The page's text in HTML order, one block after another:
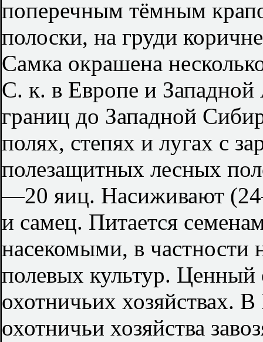
поперечным тёмным
полоски, на груди
Самка окрашена
С. к. в Европе и
границ до Западной
полях, степях и лугах с
полезащитных лесных
—20 яиц. Насиживают
и самец. Питается
насекомыми, в частности
полевых культур. Ценный
охотничьих хозяйствах.
охотничьи хозяйства